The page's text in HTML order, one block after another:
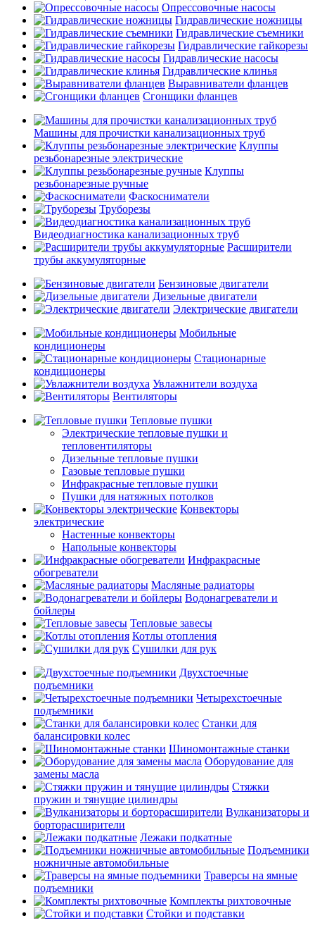
Опрессовочные насосы
Гидравлические ножницы
Гидравлические съемники
Гидравлические гайкорезы
Гидравлические насосы
Гидравлические клинья
Выравниватели фланцев
Сгонщики фланцев
Машины для прочистки канализационных труб
Клуппы
резьбонарезные электрические
Клуппы
резьбонарезные ручные
Фаскосниматели
Труборезы
Видеодиагностика канализационных труб
Расширители
трубы аккумуляторные
Бензиновые двигатели
Дизельные двигатели
Электрические двигатели
Мобильные
кондиционеры
Стационарные
кондиционеры
Увлажнители воздуха
Вентиляторы
Тепловые пушки
Электрические тепловые пушки и
тепловентиляторы
Дизельные тепловые пушки
Газовые тепловые пушки
Инфракрасные тепловые пушки
Пушки для натяжных потолков
Конвекторы
электрические
Настенные конвекторы
Напольные конвекторы
Инфракрасные
обогреватели
Масляные радиаторы
Водонагреватели и
бойлеры
Тепловые завесы
Котлы отопления
Сушилки для рук
Двухстоечные
подъемники
Четырехстоечные
подъемники
Станки для
балансировки колес
Шиномонтажные станки
Оборудование для
замены масла
Стяжки
пружин и тянущие цилиндры
Вулканизаторы и
борторасширители
Лежаки подкатные
Подъемники
ножничные автомобильные
Траверсы на ямные
подъемники
Комплекты рихтовочные
Стойки и подставки